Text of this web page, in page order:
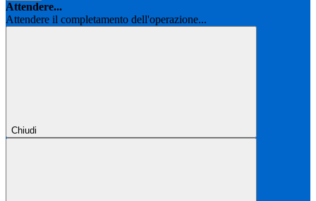
Attendere...
Attendere il completamento dell'operazione...
Chiudi